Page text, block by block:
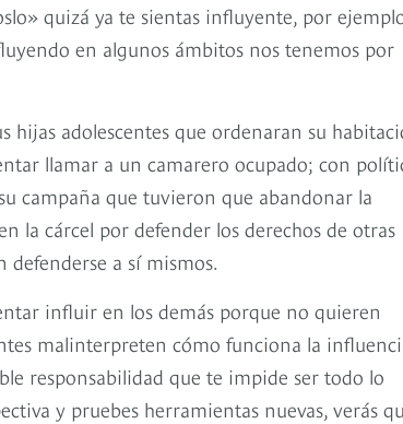
quizá ya te sientas influyente, por
en algunos ámbitos nos tenemos por
adolescentes que ordenaran su
llamar a un camarero ocupado; con
campaña que tuvieron que abandonar la
la cárcel por defender los derechos de otras
defenderse a sí mismos.
influir en los demás porque no quieren
malinterpreten cómo funciona la
responsabilidad que te impide ser todo lo
y pruebes herramientas nuevas, verás